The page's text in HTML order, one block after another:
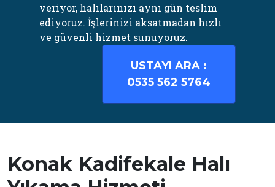
veriyor, halılarınızı aynı gün teslim
ediyoruz. İşlerinizi aksatmadan hızlı
ve güvenli hizmet sunuyoruz.
USTAYI ARA :
0535 562 5764
Konak Kadifekale Halı